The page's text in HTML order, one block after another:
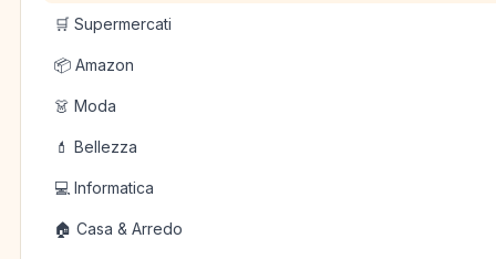
🛒 Supermercati
📦 Amazon
👗 Moda
💄 Bellezza
💻 Informatica
🏠 Casa & Arredo